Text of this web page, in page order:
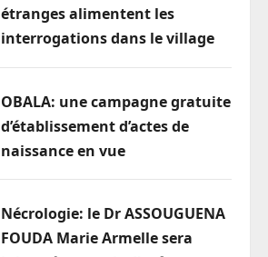
étranges alimentent les
interrogations dans le village
OBALA: une campagne gratuite
d’établissement d’actes de
naissance en vue
Nécrologie: le Dr ASSOUGUENA
FOUDA Marie Armelle sera